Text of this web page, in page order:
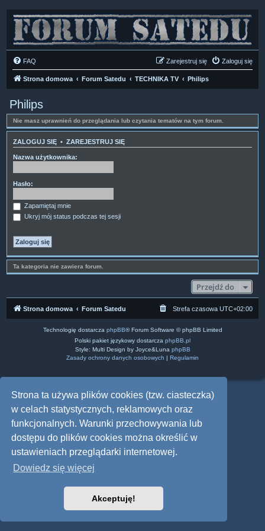
Strona ta używa plików cookies (tzw. ciasteczka)
w celach statystycznych, reklamowych oraz
funkcjonalnych. Warunki przechowywania lub
dostępu do plików cookies można określić w
ustawieniach przeglądarki internetowej.
Dowiedz się więcej
Akceptuję!
FAQ Zaloguj się
Zarejestruj się
Strona domowa Forum Satedu TECHNIKA TV Philips
Philips
Nie masz uprawnień do przeglądania lub czytania tematów na tym forum.
ZALOGUJ SIĘ • ZAREJESTRUJ SIĘ
Nazwa użytkownika:
Hasło:
Zapamiętaj mnie
Ukryj mój status podczas tej sesji
Ta kategoria nie zawiera forum.
Przejdź do
Strona domowa Forum Satedu Strefa czasowa UTC+02:00
Technologię dostarcza phpBB® Forum Software © phpBB Limited
Polski pakiet językowy dostarcza phpBB.pl
Style: Multi Design by Joyce&Luna phpBB
Zasady ochrony danych osobowych | Regulamin